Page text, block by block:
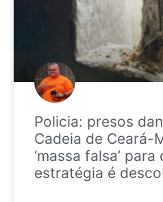
Policia: presos
Cadeia de Ceará-
‘massa falsa’
estratégia é